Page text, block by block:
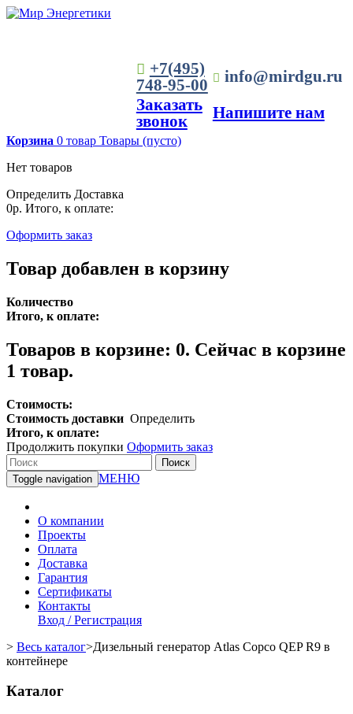
+7(495)
748-95-00
info@mirdgu.ru
Заказать
звонок
Напишите нам
Корзина 0 товар Товары (пусто)
Нет товаров
Определить Доставка
0р. Итого, к оплате:
Оформить заказ
Товар добавлен в корзину
Количество
Итого, к оплате:
Товаров в корзине: 0. Сейчас в корзине
1 товар.
Стоимость:
Стоимость доставки Определить
Итого, к оплате:
Продолжить покупки Оформить заказ
Поиск
Toggle navigation МЕНЮ
О компании
Проекты
Оплата
Доставка
Гарантия
Сертификаты
Контакты
Вход / Регистрация
> Весь каталог>Дизельный генератор Atlas Copco QEP R9 в
контейнере
Каталог